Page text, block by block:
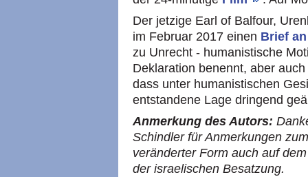
Der jetzige Earl of Balfour,
im Februar 2017 einen Brief
zu Unrecht - humanistische
Deklaration benennt, aber
dass unter humanistischen
entstandene Lage dringend
Anmerkung des Autors:
Schindler für Anmerkungen
veränderter Form auch auf
der israelischen Besatzung.